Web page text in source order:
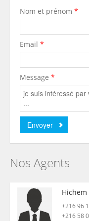
Nom et prénom *
Email *
Message *
Nos Agents
Hichem
+216 96
+216 58